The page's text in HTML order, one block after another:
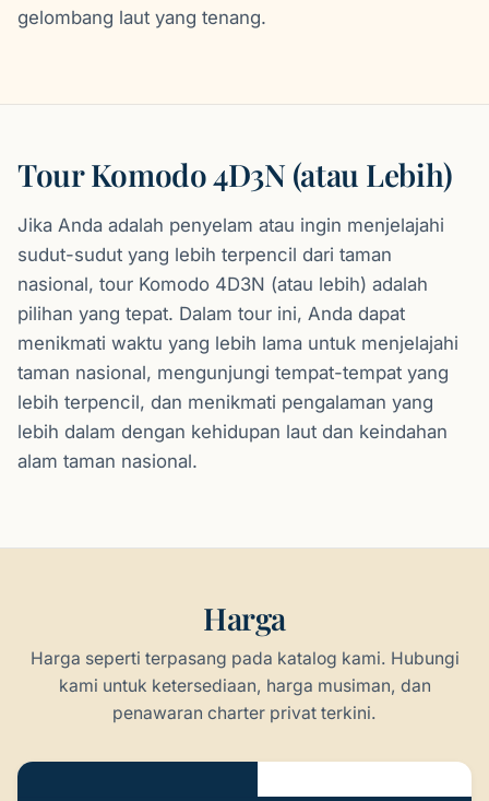
gelombang laut yang tenang.
Tour Komodo 4D3N (atau Lebih)
Jika Anda adalah penyelam atau ingin menjelajahi
sudut-sudut yang lebih terpencil dari taman
nasional, tour Komodo 4D3N (atau lebih) adalah
pilihan yang tepat. Dalam tour ini, Anda dapat
menikmati waktu yang lebih lama untuk menjelajahi
taman nasional, mengunjungi tempat-tempat yang
lebih terpencil, dan menikmati pengalaman yang
lebih dalam dengan kehidupan laut dan keindahan
alam taman nasional.
Harga
Harga seperti terpasang pada katalog kami. Hubungi
kami untuk ketersediaan, harga musiman, dan
penawaran charter privat terkini.
Harga